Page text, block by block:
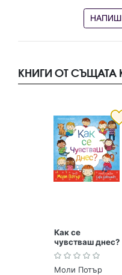
КНИГИ ОТ СЪЩАТА
Как се
чувстваш днес?
Моли Потър